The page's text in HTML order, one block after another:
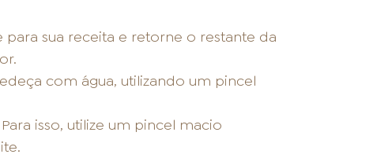
para sua receita e retorne o restante da
com água, utilizando um pincel
isso, utilize um pincel macio